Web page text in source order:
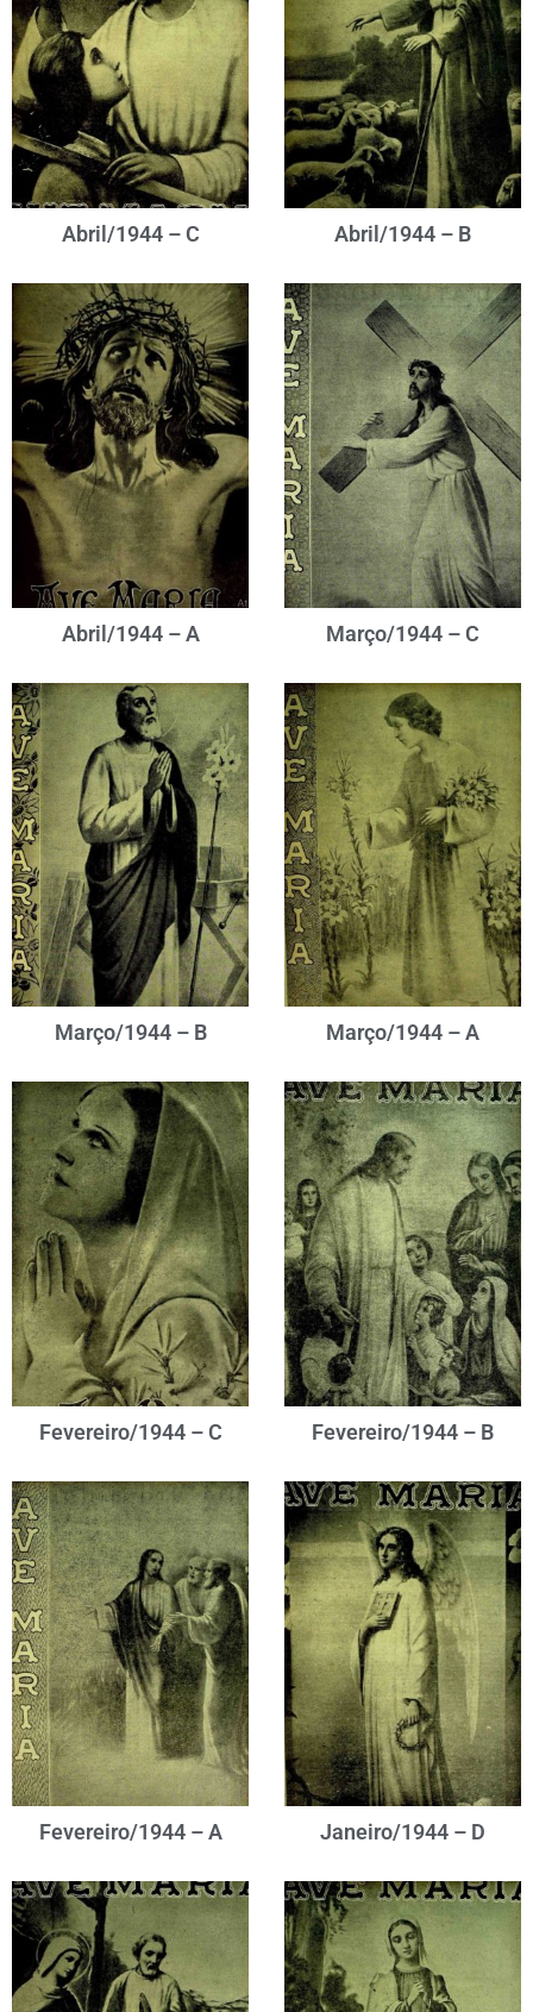
Abril/1944 – C Abril/1944 – B
Abril/1944 – A Março/1944 – C
Março/1944 – B Março/1944 – A
Fevereiro/1944 – C Fevereiro/1944 – B
Fevereiro/1944 – A Janeiro/1944 – D